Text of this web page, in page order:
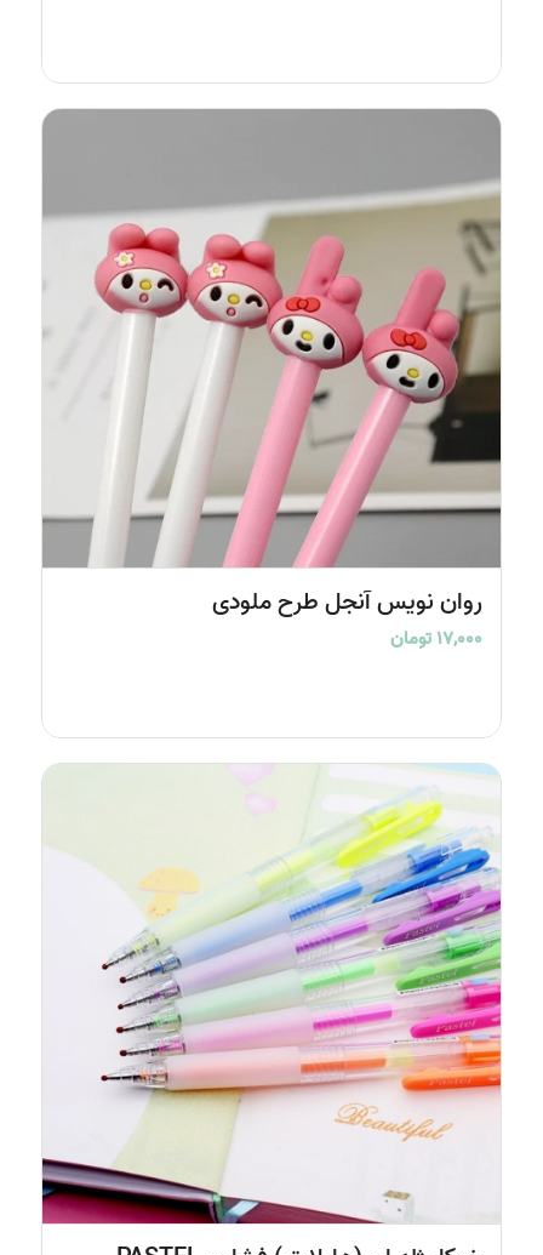
5.00
روان نویس آنجل طرح ملودی
۱۷,۰۰۰تومان